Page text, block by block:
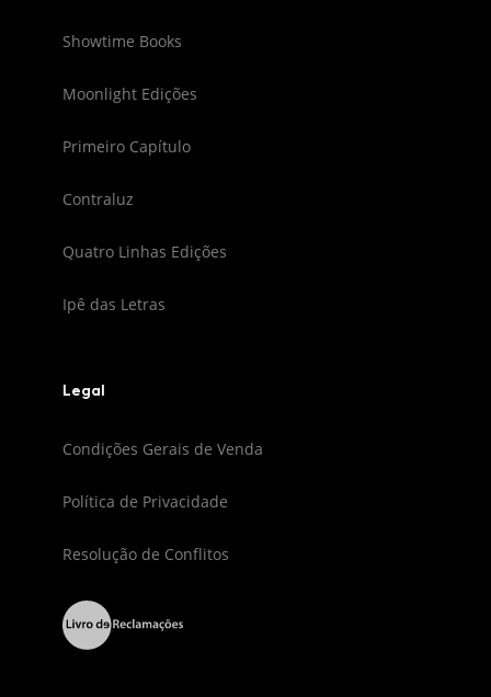
Showtime Books
Moonlight Edições
Primeiro Capítulo
Contraluz
Quatro Linhas Edições
Ipê das Letras
Legal
Condições Gerais de Venda
Política de Privacidade
Resolução de Conflitos